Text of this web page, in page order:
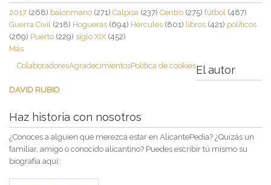
2017 (268) balonmano (271) Calpisa (237) Centro (275) fútbol (487)
Guerra Civil (218) Hogueras (694) Hércules (801) libros (421) políticos
(269) Puerto (229) siglo XIX (452)
Más
ColaboradoresAgradecimientosPolítica de cookiesEl autor
DAVID RUBIO
Haz historia con nosotros
¿Conoces a alguien que merezca estar en AlicantePedia? ¿Quizás un
familiar, amigo o conocido alicantino? Puedes escribir tú mismo su
biografía aquí: